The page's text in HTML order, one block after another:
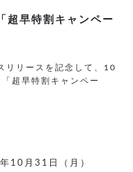
超早特割キャンペー
リリースを記念して、10
超早特割キャンペー
10月31日（月）